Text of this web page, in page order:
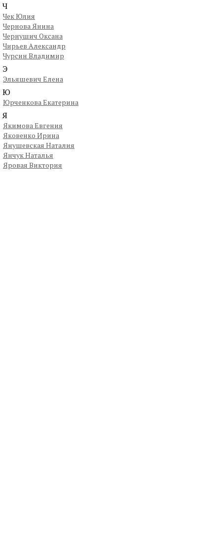
Ч
Чек Юлия
Чернова Янина
Чернушич Оксана
Чирьев Александр
Чурсин Владимир
Э
Эльяшевич Елена
Ю
Юрченкова Екатерина
Я
Якимова Евгения
Яковенко Ирина
Янушевская Наталия
Янчук Наталья
Яровая Виктория